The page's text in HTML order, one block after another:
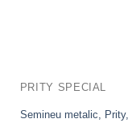
PRITY SPECIAL
Semineu metalic,